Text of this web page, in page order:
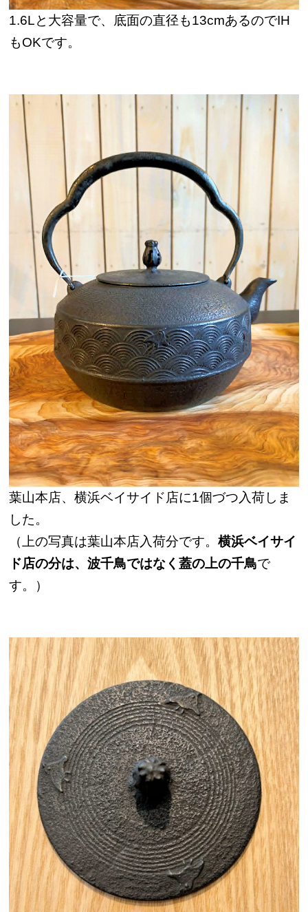
1.6Lと大容量で、底面の直径も13cmあるのでIH
もOKです。
葉山本店、横浜ベイサイド店に1個づつ入荷しま
した。
（上の写真は葉山本店入荷分です。横浜ベイサイ
ド店の分は、波千鳥ではなく蓋の上の千鳥で
す。）